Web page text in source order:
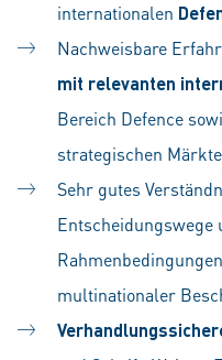
internationalen
Nachweisbare
mit relevanten
Bereich Defence
strategischen
Sehr gutes
Entscheidungswege
multinationaler